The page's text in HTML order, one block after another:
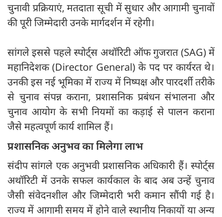
चुनावी प्रक्रियाएं, मतदाता सूची में सुधार और आगामी चुनावों
की पूरी जिम्मेदारी उनके मार्गदर्शन में रहेगी।
सांगले इससे पहले स्पोर्ट्स अथॉरिटी ऑफ गुजरात (SAG) में
महानिदेशक (Director General) के पद पर कार्यरत थे।
उनकी इस नई भूमिका में राज्य में निष्पक्ष और पारदर्शी तरीके
से चुनाव संपन्न कराना, प्रशासनिक प्रबंधन संभालना और
चुनाव आयोग के सभी नियमों का कड़ाई से पालन कराना
जैसे महत्वपूर्ण कार्य शामिल हैं।
प्रशासनिक अनुभव का मिलेगा लाभ
संदीप सांगले एक अनुभवी प्रशासनिक अधिकारी हैं। स्पोर्ट्स
अथॉरिटी में उनके सफल कार्यकाल के बाद अब उन्हें चुनाव
जैसी संवेदनशील और जिम्मेदारी भरी कमान सौंपी गई है।
राज्य में आगामी समय में होने वाले स्थानीय निकायों या अन्य